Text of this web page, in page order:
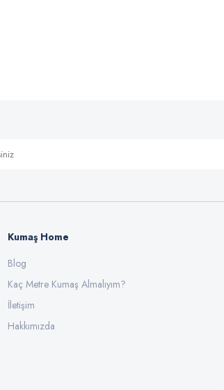
Kumaş Home
Blog
Kaç Metre Kumaş Almalıyım?
İletişim
Hakkımızda